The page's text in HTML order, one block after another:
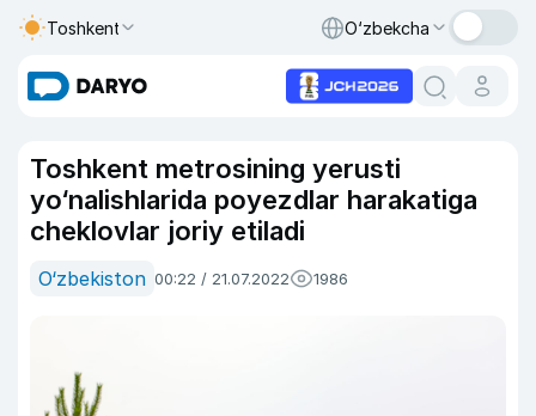
Toshkent O‘zbekcha
Toshkent metrosining yerusti
yo‘nalishlarida poyezdlar harakatiga
cheklovlar joriy etiladi
O‘zbekiston 00:22 / 21.07.2022 1986